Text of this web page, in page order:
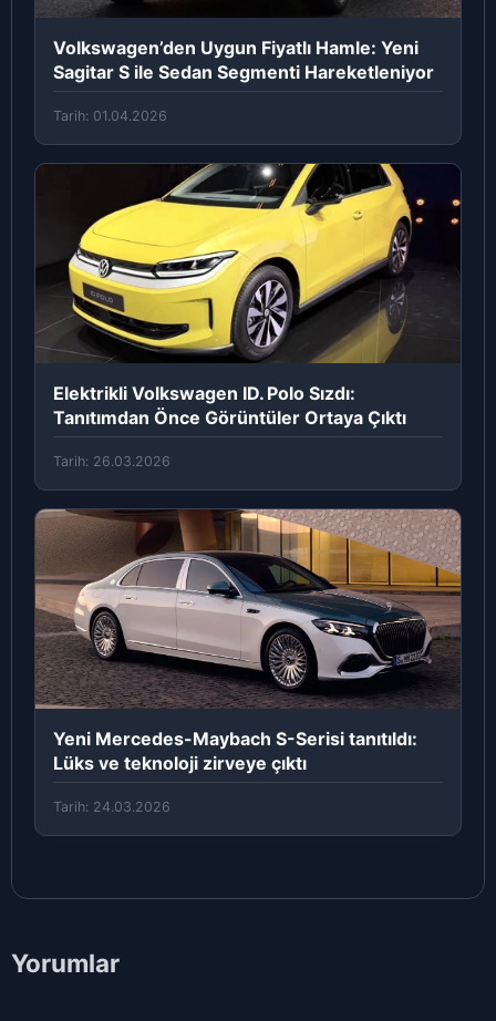
Volkswagen’den Uygun Fiyatlı Hamle: Yeni
Sagitar S ile Sedan Segmenti Hareketleniyor
Tarih: 01.04.2026
Elektrikli Volkswagen ID. Polo Sızdı:
Tanıtımdan Önce Görüntüler Ortaya Çıktı
Tarih: 26.03.2026
Yeni Mercedes-Maybach S-Serisi tanıtıldı:
Lüks ve teknoloji zirveye çıktı
Tarih: 24.03.2026
Yorumlar